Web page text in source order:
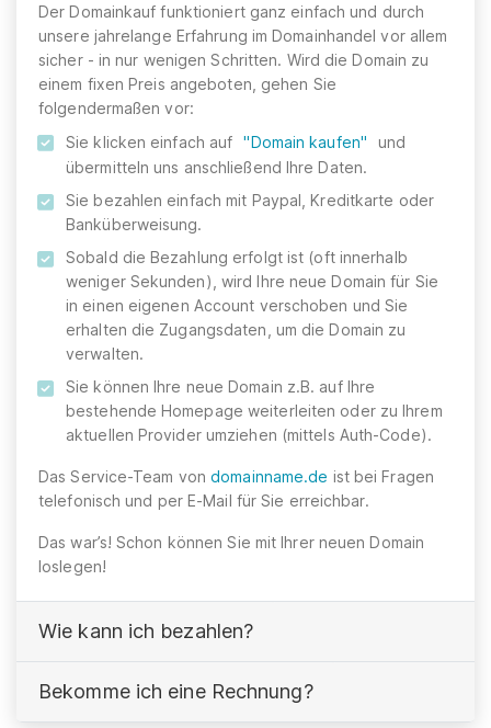
Der Domainkauf funktioniert ganz einfach und durch
unsere jahrelange Erfahrung im Domainhandel vor allem
sicher - in nur wenigen Schritten. Wird die Domain zu
einem fixen Preis angeboten, gehen Sie
folgendermaßen vor:
Sie klicken einfach auf
"Domain kaufen"
und
übermitteln uns anschließend Ihre Daten.
Sie bezahlen einfach mit Paypal, Kreditkarte oder
Banküberweisung.
Sobald die Bezahlung erfolgt ist (oft innerhalb
weniger Sekunden), wird Ihre neue Domain für Sie
in einen eigenen Account verschoben und Sie
erhalten die Zugangsdaten, um die Domain zu
verwalten.
Sie können Ihre neue Domain z.B. auf Ihre
bestehende Homepage weiterleiten oder zu Ihrem
aktuellen Provider umziehen (mittels Auth-Code).
Das Service-Team vondomainname.de ist bei Fragen
telefonisch und per E-Mail für Sie erreichbar.
Das war’s! Schon können Sie mit Ihrer neuen Domain
loslegen!
Wie kann ich bezahlen?
Bekomme ich eine Rechnung?